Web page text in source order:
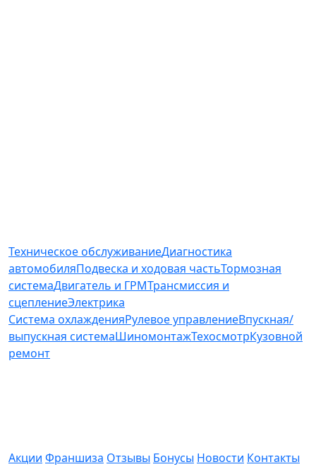
Техническое обслуживаниеДиагностика
автомобиляПодвеска и ходовая частьТормозная
системаДвигатель и ГРМТрансмиссия и
сцеплениеЭлектрика
Система охлажденияРулевое управлениеВпускная/
выпускная системаШиномонтажТехосмотрКузовной
ремонт
Акции Франшиза Отзывы Бонусы Новости Контакты